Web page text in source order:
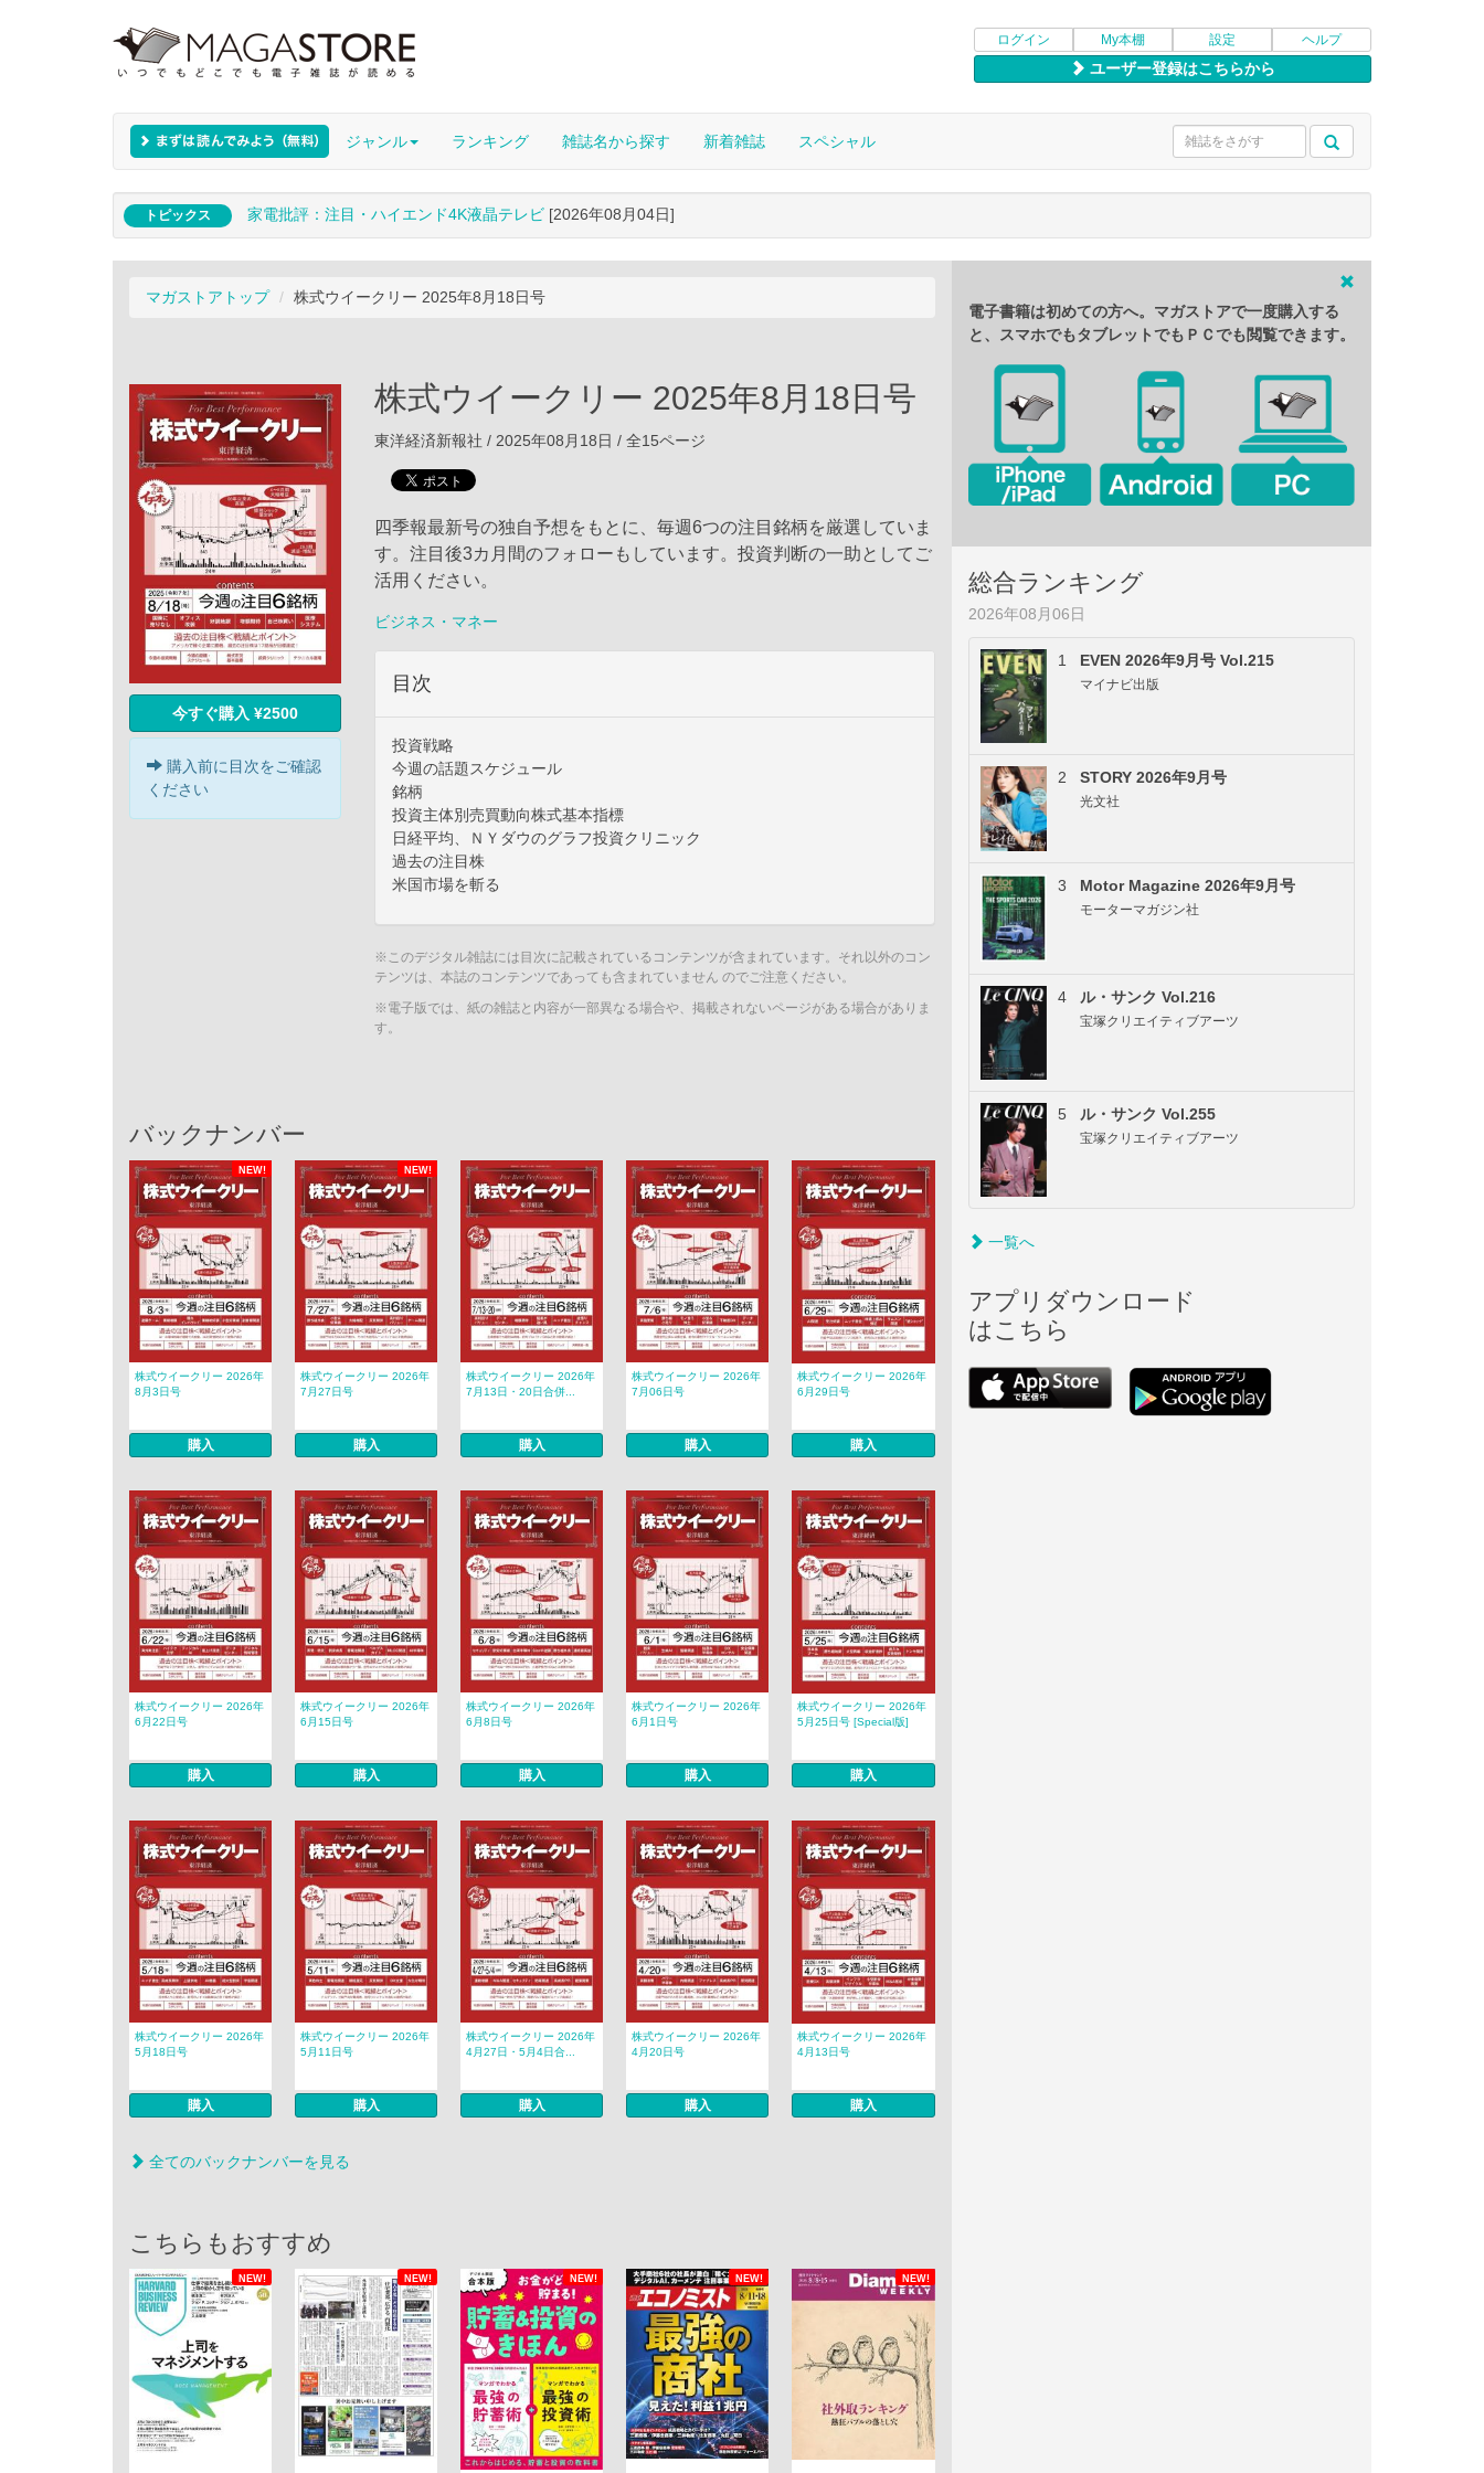
ログイン My本棚 設定 ヘルプ
ユーザー登録はこちらから
ジャンル ランキング 雑誌名から探す 新着雑誌 スペシャル
トピックス 家電批評：注目・ハイエンド4K液晶テレビ [2026年08月04日]
マガストアトップ 株式ウイークリー 2025年8月18日号
今すぐ購入 ¥2500
購入前に目次をご確認
ください
株式ウイークリー 2025年8月18日号
東洋経済新報社 / 2025年08月18日 / 全15ページ
四季報最新号の独自予想をもとに、毎週6つの注目銘柄を厳選していま
す。注目後3カ月間のフォローもしています。投資判断の一助としてご
活用ください。
ビジネス・マネー
目次
投資戦略
今週の話題スケジュール
銘柄
投資主体別売買動向株式基本指標
日経平均、ＮＹダウのグラフ投資クリニック
過去の注目株
米国市場を斬る
※このデジタル雑誌には目次に記載されているコンテンツが含まれています。それ以外のコン
テンツは、本誌のコンテンツであっても含まれていません のでご注意ください。
※電子版では、紙の雑誌と内容が一部異なる場合や、掲載されないページがある場合がありま
す。
バックナンバー
NEW! NEW!
株式ウイークリー 2026年
8月3日号
購入
株式ウイークリー 2026年
7月27日号
購入
株式ウイークリー 2026年
7月13日・20日合併...
購入
株式ウイークリー 2026年
7月06日号
購入
株式ウイークリー 2026年
6月29日号
購入
株式ウイークリー 2026年
6月22日号
購入
株式ウイークリー 2026年
6月15日号
購入
株式ウイークリー 2026年
6月8日号
購入
株式ウイークリー 2026年
6月1日号
購入
株式ウイークリー 2026年
5月25日号 [Special版]
購入
株式ウイークリー 2026年
5月18日号
購入
株式ウイークリー 2026年
5月11日号
購入
株式ウイークリー 2026年
4月27日・5月4日合...
購入
株式ウイークリー 2026年
4月20日号
購入
株式ウイークリー 2026年
4月13日号
購入
全てのバックナンバーを見る
こちらもおすすめ
NEW! NEW! NEW! NEW! NEW!
電子書籍は初めての方へ。マガストアで一度購入する
と、スマホでもタブレットでもＰＣでも閲覧できます。
総合ランキング
2026年08月06日
1 EVEN 2026年9月号 Vol.215
マイナビ出版
2 STORY 2026年9月号
光文社
3 Motor Magazine 2026年9月号
モーターマガジン社
4 ル・サンク Vol.216
宝塚クリエイティブアーツ
5 ル・サンク Vol.255
宝塚クリエイティブアーツ
一覧へ
アプリダウンロード
はこちら